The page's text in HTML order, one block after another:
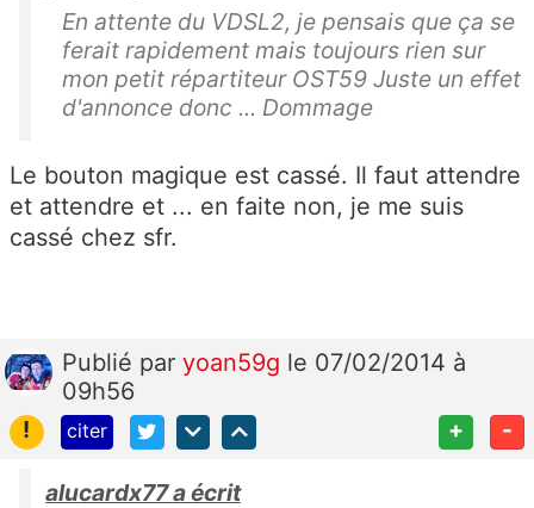
En attente du VDSL2, je pensais que ça se
ferait rapidement mais toujours rien sur
mon petit répartiteur OST59 Juste un effet
d'annonce donc ... Dommage
Le bouton magique est cassé. Il faut attendre
et attendre et ... en faite non, je me suis
cassé chez sfr.
Publié par yoan59g le 07/02/2014 à
09h56
!
citer + -
alucardx77 a écrit